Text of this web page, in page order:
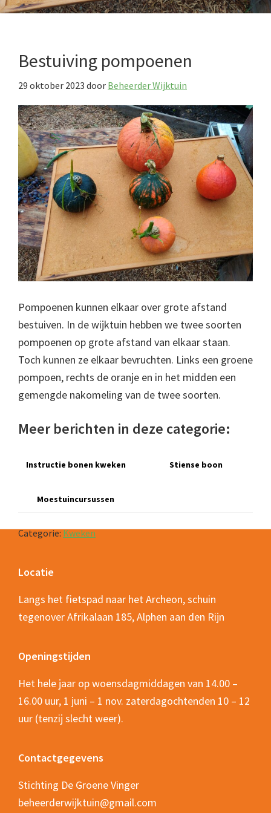
Bestuiving pompoenen
29 oktober 2023 door Beheerder Wijktuin
Pompoenen kunnen elkaar over grote afstand
bestuiven. In de wijktuin hebben we twee soorten
pompoenen op grote afstand van elkaar staan.
Toch kunnen ze elkaar bevruchten. Links een groene
pompoen, rechts de oranje en in het midden een
gemengde nakomeling van de twee soorten.
Meer berichten in deze categorie:
Instructie bonen kweken Stiense boon
Moestuincursussen
Categorie:Kweken
Footer
Locatie
Langs het fietspad naar het Archeon, schuin
tegenover Afrikalaan 185, Alphen aan den Rijn
Openingstijden
Het hele jaar op woensdagmiddagen van 14.00 –
16.00 uur, 1 juni – 1 nov. zaterdagochtenden 10 – 12
uur (tenzij slecht weer).
Contactgegevens
Stichting De Groene Vinger
beheerderwijktuin@gmail.com